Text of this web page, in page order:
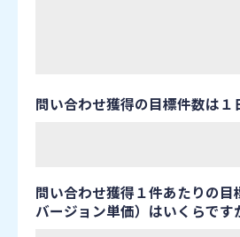
問い合わせ獲得の目標件数は１
問い合わせ獲得１件あたりの目
バージョン単価）はいくらです